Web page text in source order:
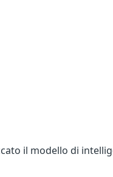
il modello di